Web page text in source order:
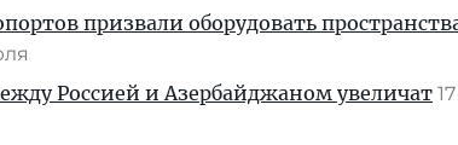
призвали оборудовать
Россией и Азербайджаном увеличат